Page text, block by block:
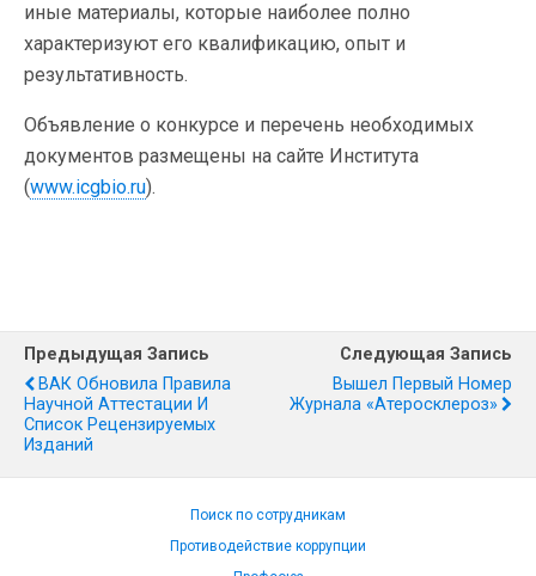
иные материалы, которые наиболее полно
характеризуют его квалификацию, опыт и
результативность.
Объявление о конкурсе и перечень необходимых
документов размещены на сайте Института
(www.icgbio.ru).
Предыдущая Запись
ВАК Обновила Правила
Научной Аттестации И
Список Рецензируемых
Изданий
Следующая Запись
Вышел Первый Номер
Журнала «Атеросклероз»
Поиск по сотрудникам
Противодействие коррупции